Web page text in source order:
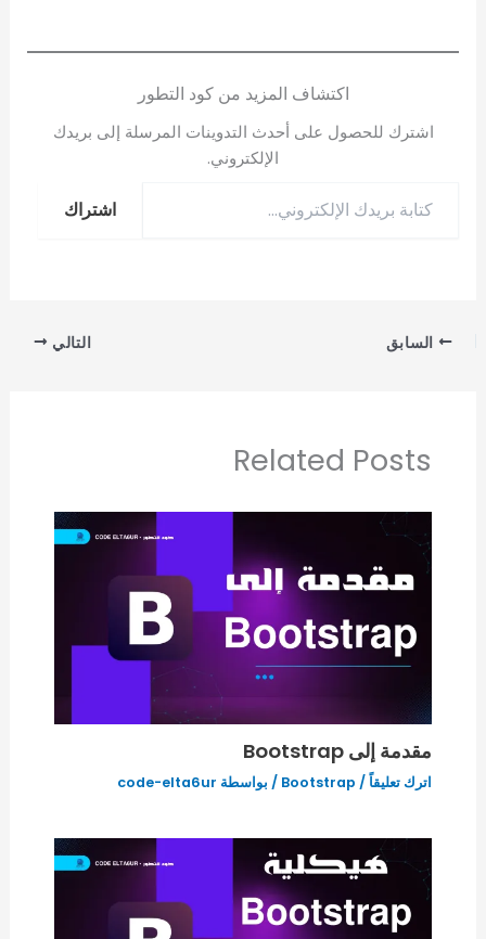
اكتشاف المزيد من كود التطور
اشترك للحصول على أحدث التدوينات المرسلة إلى بريدك
الإلكتروني.
اشتراك
السابق التالي
Related Posts
مقدمة إلى Bootstrap
اترك تعليقاً/
Bootstrap / بواسطة code-elta6ur